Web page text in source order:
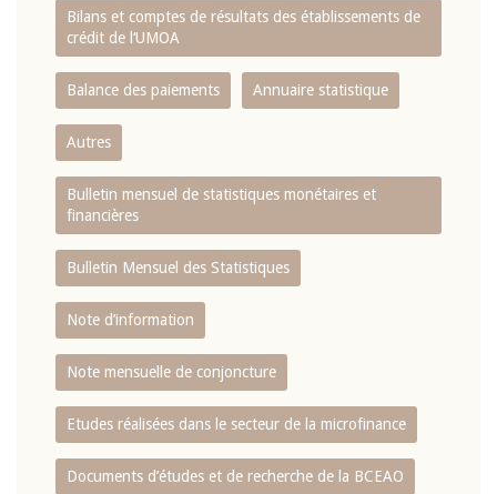
Bilans et comptes de résultats des établissements de
crédit de l‘UMOA
Balance des paiements Annuaire statistique
Autres
Bulletin mensuel de statistiques monétaires et
financières
Bulletin Mensuel des Statistiques
Note d’information
Note mensuelle de conjoncture
Etudes réalisées dans le secteur de la microfinance
Documents d’études et de recherche de la BCEAO